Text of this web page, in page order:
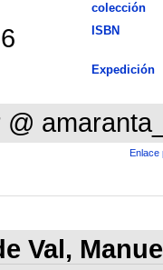
colección
ISBN
Expedición
@
Enlace
Val,